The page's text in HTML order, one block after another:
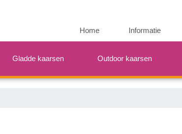
Home Informatie
Gladde kaarsen Outdoor kaarsen